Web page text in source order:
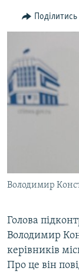
пошукуІНТЕРВ'Ю
СПЕЦПРОЕКТИ
ДЕПОРТАЦІЯ
ВІДЕОУРОКИ
УКРАЇНСЬКА
ЯК ОБІЙТИ
Русский
Усі сайти
Поділитись
Володимир
Голова
Володимир
керівників
Про це він